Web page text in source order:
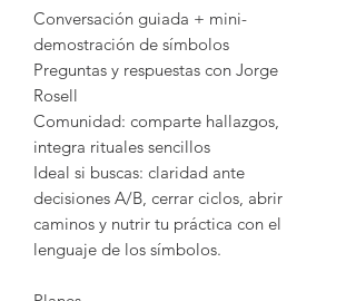
Conversación guiada + mini-
demostración de símbolos
Preguntas y respuestas con Jorge
Rosell
Comunidad: comparte hallazgos,
integra rituales sencillos
Ideal si buscas: claridad ante
decisiones A/B, cerrar ciclos, abrir
caminos y nutrir tu práctica con el
lenguaje de los símbolos.